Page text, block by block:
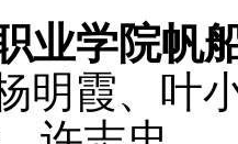
业学院帆
明霞、叶